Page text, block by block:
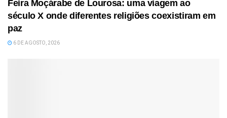
Feira Moçárabe de Lourosa: uma viagem ao
século X onde diferentes religiões coexistiram em
paz
6 DE AGOSTO, 2026